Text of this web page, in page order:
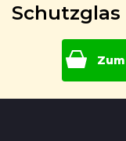
Schutzglas